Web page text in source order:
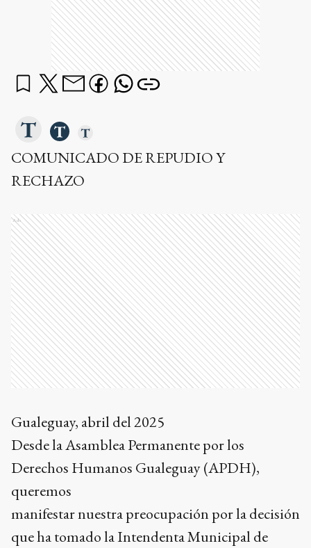
COMUNICADO DE REPUDIO Y
RECHAZO
Ads
Gualeguay, abril del 2025
Desde la Asamblea Permanente por los
Derechos Humanos Gualeguay (APDH),
queremos
manifestar nuestra preocupación por la decisión
que ha tomado la Intendenta Municipal de